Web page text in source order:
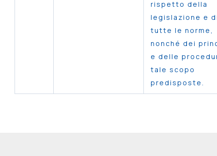
rispetto della
legislazione e
tutte le norme,
nonché dei
e delle
tale scopo
predisposte.